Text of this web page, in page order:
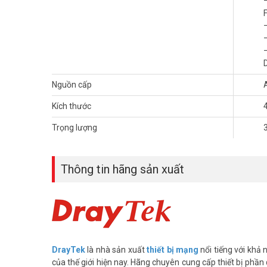
cập sẽ chuyển về kết nối dự phòng. Đến khi kết nối
Một tính năng được DrayTek chú trọng phát triển đó là
DrayTek Vigor3910 cung cấp tốc độ VPN LAN-to-LAN
lượng cho từng kênh VPN mà không làm ảnh hưởng
nối, đáp ứng yêu cầu băng thông cho cùng lúc 200 người
Quản lý nhiều lớp mạng
DrayTek Vigor3910 có giao diện mạng cục bộ linh hoạt,
nhận các nhiệm vụ khác nhau. Với inter-VLAN routing
Quản lý tập trung
DrayTek Vigor3910 có thể được quản lý tập trung thông
cấp hiển thị, kiểm soát và báo cáo tình trạng của thiết bị
bị Vigor. VigorACS 2 cũng cung cấp tính năng cập nhật
Bên cạnh đó DrayTek Vigor3910 cung cấp tính năng
Nguồn cấp
Kích thước
Trọng lượng
Thông tin hãng sản xuất
DrayTek là nhà sản xuấtthiết bị mạng nổi tiếng với khả
của thế giới hiện nay. Hãng chuyên cung cấp thiết bị